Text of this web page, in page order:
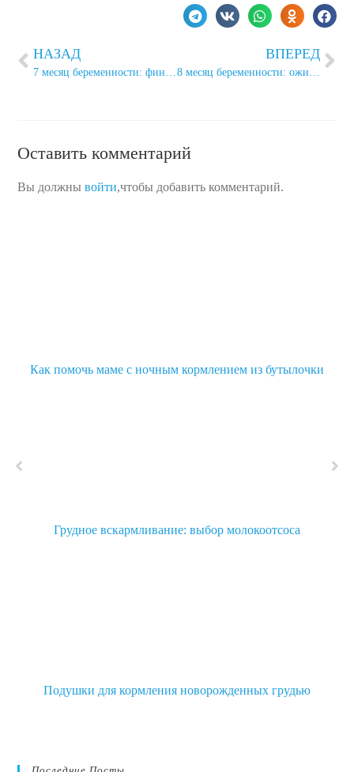
НАЗАД
7 месяц беременности: финишная прямая
ВПЕРЕД
8 месяц беременности: ожидание встречи с малышом
Оставить комментарий
Вы должнывойти,чтобы добавить комментарий.
Как помочь маме с ночным кормлением из бутылочки
Грудное вскармливание: выбор молокоотсоса
Подушки для кормления новорожденных грудью